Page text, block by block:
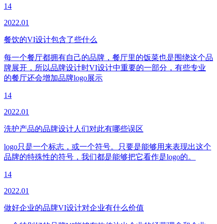
14
2022.01
餐饮的VI设计包含了些什么
每一个餐厅都拥有自己的品牌，餐厅里的饭菜也是围绕这个品
牌展开，所以品牌设计时VI设计中重要的一部分，有些专业
的餐厅还会增加品牌logo展示
14
2022.01
洗护产品的品牌设计人们对此有哪些误区
logo只是一个标志，或一个符号。只要是能够用来表现出这个
品牌的特殊性的符号，我们都是能够把它看作是logo的。
14
2022.01
做好企业的品牌VI设计对企业有什么价值